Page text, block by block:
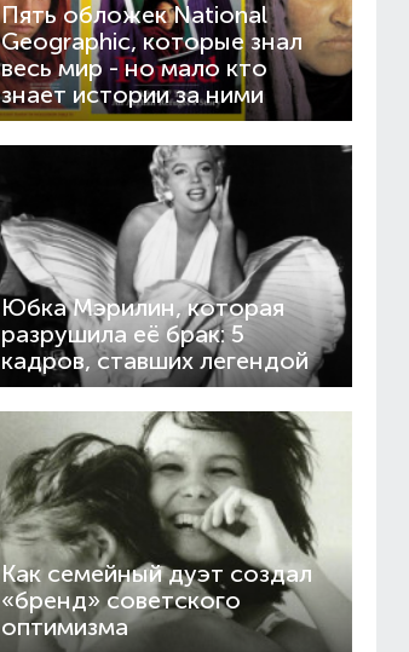
Пять обложек National
Geographic, которые знал
весь мир - но мало кто
знает истории за ними
Юбка Мэрилин, которая
разрушила её брак: 5
кадров, ставших легендой
Как семейный дуэт создал
«бренд» советского
оптимизма